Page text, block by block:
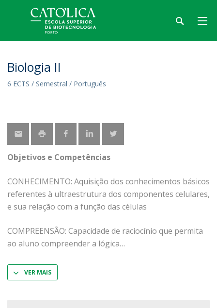
Biologia II
6 ECTS / Semestral / Português
Objetivos e Competências
CONHECIMENTO: Aquisição dos conhecimentos básicos
referentes à ultraestrutura dos componentes celulares,
e sua relação com a função das células
COMPREENSÃO: Capacidade de raciocínio que permita
ao aluno compreender a lógica
VER MAIS